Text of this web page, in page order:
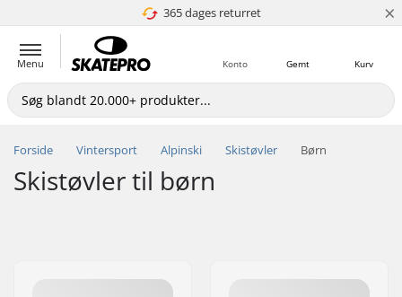
365 dages returret
4.8 ud af 5 ×
Menu Kurv
Gemt
Konto
Forside Vintersport Alpinski Skistøvler Børn
Skistøvler til børn